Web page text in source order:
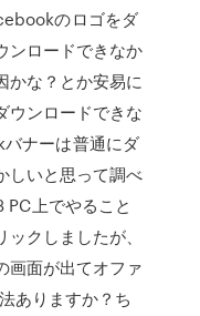
のロゴをダ
ンロードできなか
かな？とか安易に
ウンロードできな
ナーは普通にダ
しいと思って調べ
上でやること
クしましたが、
画面が出てオファ
ありますか？ち